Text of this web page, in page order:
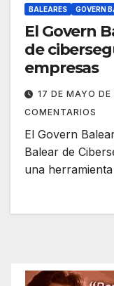
BALEARES GOVERN
El Govern
de
empresas
17 DE MAYO
COMENTARIOS
El Govern
Balear de
una